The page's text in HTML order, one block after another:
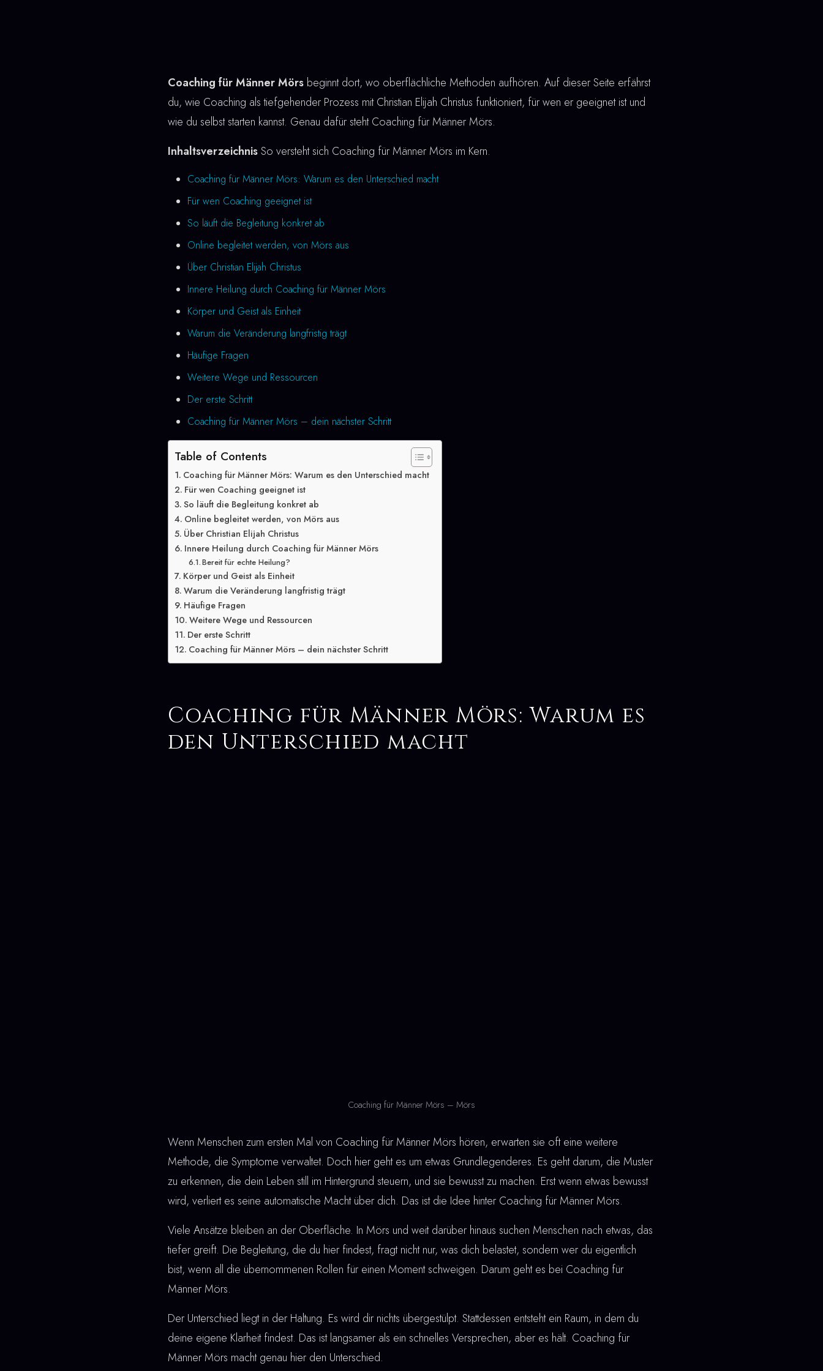
Coaching für Männer Mörs beginnt dort, wo oberflächliche Methoden aufhören. Auf dieser Seite erfährst
du, wie Coaching als tiefgehender Prozess mit Christian Elijah Christus funktioniert, für wen er geeignet ist und
wie du selbst starten kannst. Genau dafür steht Coaching für Männer Mörs.
InhaltsverzeichnisSo versteht sich Coaching für Männer Mörs im Kern.
Coaching für Männer Mörs: Warum es den Unterschied macht
Für wen Coaching geeignet ist
So läuft die Begleitung konkret ab
Online begleitet werden, von Mörs aus
Über Christian Elijah Christus
Innere Heilung durch Coaching für Männer Mörs
Körper und Geist als Einheit
Warum die Veränderung langfristig trägt
Häufige Fragen
Weitere Wege und Ressourcen
Der erste Schritt
Coaching für Männer Mörs – dein nächster Schritt
Table of Contents
Coaching für Männer Mörs: Warum es den Unterschied macht
Für wen Coaching geeignet ist
So läuft die Begleitung konkret ab
Online begleitet werden, von Mörs aus
Über Christian Elijah Christus
Innere Heilung durch Coaching für Männer Mörs
Bereit für echte Heilung?
Körper und Geist als Einheit
Warum die Veränderung langfristig trägt
Häufige Fragen
Weitere Wege und Ressourcen
Der erste Schritt
Coaching für Männer Mörs – dein nächster Schritt
Coaching für Männer Mörs: Warum es
den Unterschied macht
Coaching für Männer Mörs – Mörs
Wenn Menschen zum ersten Mal von Coaching für Männer Mörs hören, erwarten sie oft eine weitere
Methode, die Symptome verwaltet. Doch hier geht es um etwas Grundlegenderes. Es geht darum, die Muster
zu erkennen, die dein Leben still im Hintergrund steuern, und sie bewusst zu machen. Erst wenn etwas bewusst
wird, verliert es seine automatische Macht über dich. Das ist die Idee hinter Coaching für Männer Mörs.
Viele Ansätze bleiben an der Oberfläche. In Mörs und weit darüber hinaus suchen Menschen nach etwas, das
tiefer greift. Die Begleitung, die du hier findest, fragt nicht nur, was dich belastet, sondern wer du eigentlich
bist, wenn all die übernommenen Rollen für einen Moment schweigen. Darum geht es bei Coaching für
Männer Mörs.
Der Unterschied liegt in der Haltung. Es wird dir nichts übergestülpt. Stattdessen entsteht ein Raum, in dem du
deine eigene Klarheit findest. Das ist langsamer als ein schnelles Versprechen, aber es hält. Coaching für
Männer Mörs macht genau hier den Unterschied.